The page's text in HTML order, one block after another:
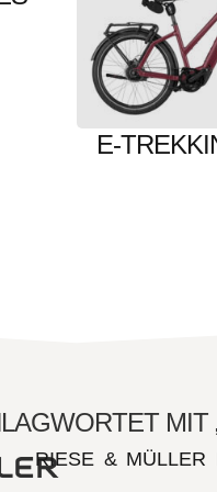
E-
MIT
RIESE & MÜLLER